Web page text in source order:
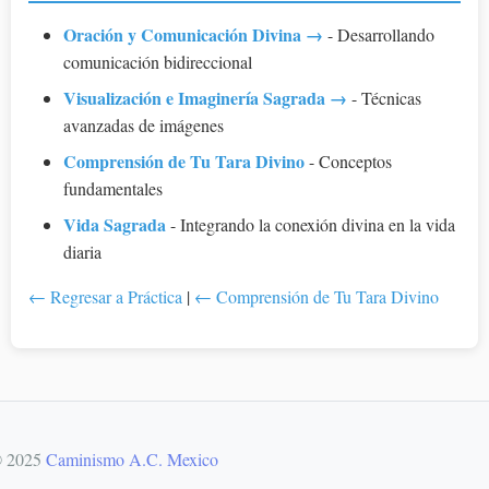
Oración y Comunicación Divina → - Desarrollando
comunicación bidireccional
Visualización e Imaginería Sagrada → - Técnicas
avanzadas de imágenes
Comprensión de Tu Tara Divino- Conceptos
fundamentales
Vida Sagrada- Integrando la conexión divina en la vida
diaria
← Regresar a Práctica | ← Comprensión de Tu Tara Divino
Caminismo A.C. Mexico